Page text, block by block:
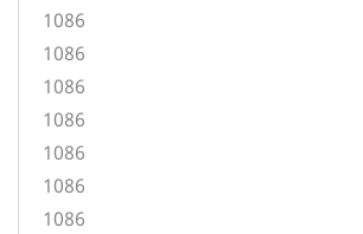
1086
1086
1086
1086
1086
1086
1086